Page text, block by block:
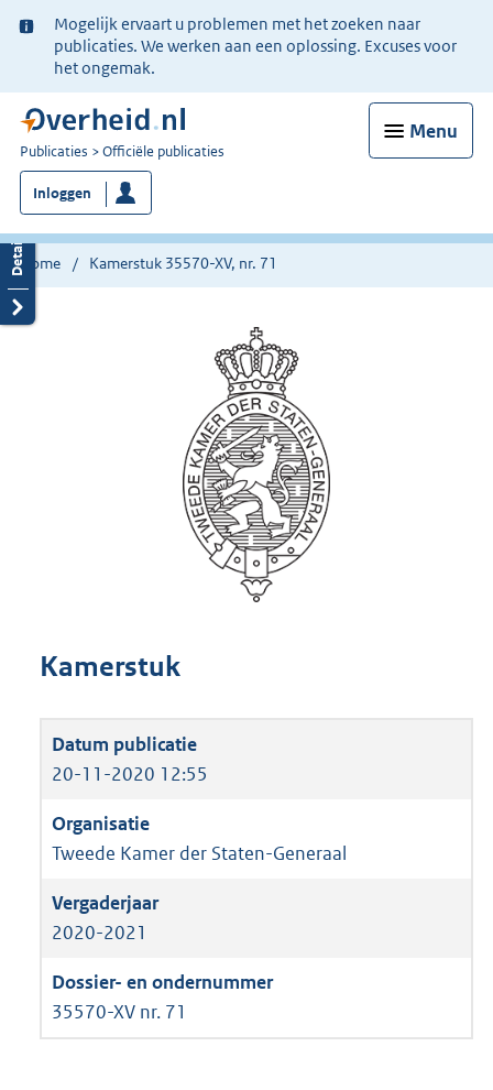
Ter
informatie:
Mogelijk ervaart u problemen met het zoeken naar
publicaties. We werken aan een oplossing. Excuses voor
het ongemak.
Menu
U
bent
nu
hier:
Publicaties Officiële publicaties
Inloggen
Home Kamerstuk 35570-XV, nr. 71
Kamerstuk
20-11-2020 12:55
Tweede Kamer der Staten-Generaal
2020-2021
35570-XV nr. 71